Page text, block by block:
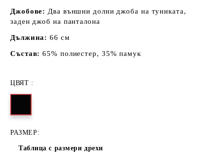
Джобове: Два външни долни джоба на туниката,
заден джоб на панталона
Дължина:66 см
Състав: 65% полиестер, 35% памук
ЦВЯТ :
РАЗМЕР:
Таблица с размери дрехи